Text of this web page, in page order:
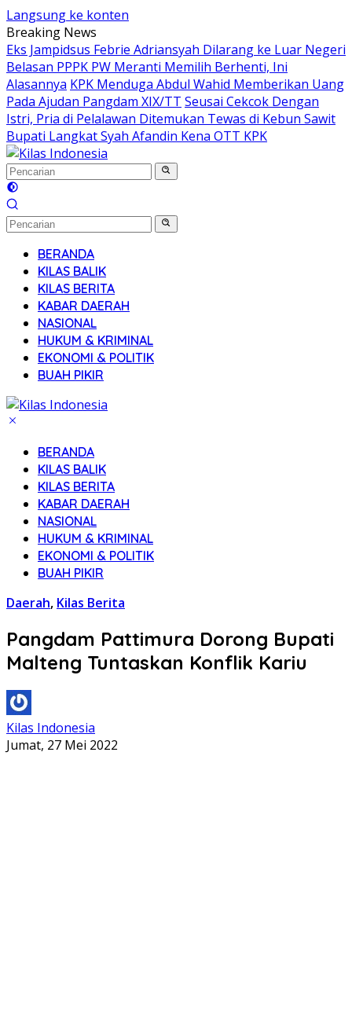
Langsung ke konten
Breaking News
Eks Jampidsus Febrie Adriansyah Dilarang ke Luar Negeri
Belasan PPPK PW Meranti Memilih Berhenti, Ini
Alasannya KPK Menduga Abdul Wahid Memberikan Uang
Pada Ajudan Pangdam XIX/TT Seusai Cekcok Dengan
Istri, Pria di Pelalawan Ditemukan Tewas di Kebun Sawit
Bupati Langkat Syah Afandin Kena OTT KPK
BERANDA
KILAS BALIK
KILAS BERITA
KABAR DAERAH
NASIONAL
HUKUM & KRIMINAL
EKONOMI & POLITIK
BUAH PIKIR
BERANDA
KILAS BALIK
KILAS BERITA
KABAR DAERAH
NASIONAL
HUKUM & KRIMINAL
EKONOMI & POLITIK
BUAH PIKIR
Daerah, Kilas Berita
Pangdam Pattimura Dorong Bupati
Malteng Tuntaskan Konflik Kariu
Kilas Indonesia
Jumat, 27 Mei 2022